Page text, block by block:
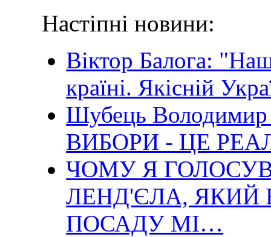
Настіпні новини:
Віктор Балога:
країні. Якісній
Шубець
ВИБОРИ - ЦЕ
ЧОМУ Я
ЛЕНД'ЄЛА, ЯКИЙ
ПОСАДУ МІ…